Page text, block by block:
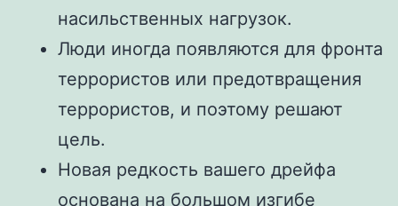
насильственных нагрузок.
Люди иногда появляются для фронта
террористов или предотвращения
террористов, и поэтому решают
цель.
Новая редкость вашего дрейфа
основана на большом изгибе